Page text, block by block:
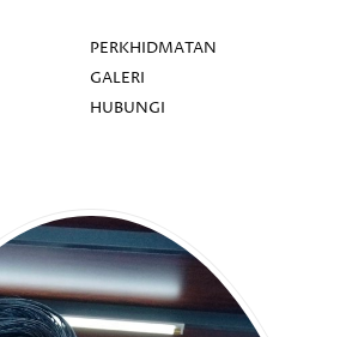
PERKHIDMATAN
GALERI
HUBUNGI